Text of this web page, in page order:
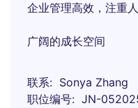
企业管理高效，注重
广阔的成长空间
联系
Sonya Zhang
职位编号
JN-